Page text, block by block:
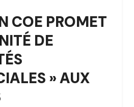
COE PROMET
DE
» AUX